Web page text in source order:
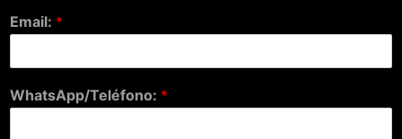
Email: *
WhatsApp/Teléfono: *